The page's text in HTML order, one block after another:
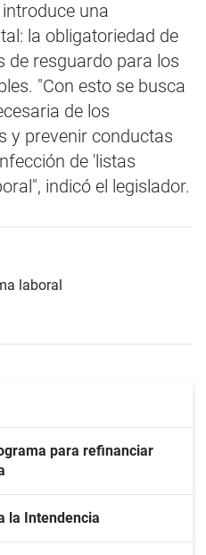
una
la obligatoriedad de
de resguardo para los
"Con esto se busca
de los
y prevenir conductas
de 'listas
indicó el legislador.
laboral
para refinanciar
la Intendencia